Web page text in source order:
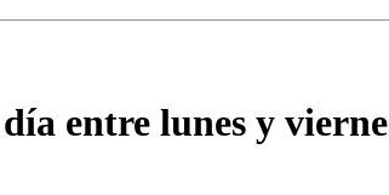
entre lunes y